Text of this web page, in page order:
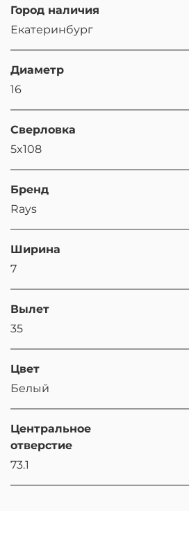
Город наличия
Екатеринбург
Диаметр
16
Сверловка
5x108
Бренд
Rays
Ширина
7
Вылет
35
Цвет
Белый
Центральное
отверстие
73.1